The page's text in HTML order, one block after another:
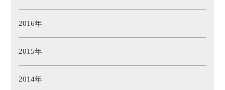
2016年
2015年
2014年